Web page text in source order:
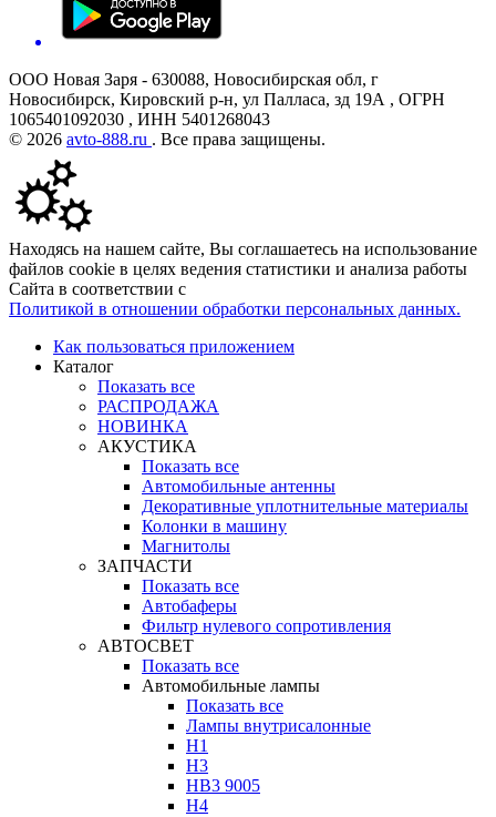
ООО Новая Заря - 630088, Новосибирская обл, г
Новосибирск, Кировский р-н, ул Палласа, зд 19А , ОГРН
1065401092030 , ИНН 5401268043
© 2026 avto-888.ru . Все права защищены.
Находясь на нашем сайте, Вы соглашаетесь на использование
файлов cookie в целях ведения статистики и анализа работы
Сайта в соответствии с
Политикой в отношении обработки персональных данных.
Как пользоваться приложением
Каталог
Показать все
РАСПРОДАЖА
НОВИНКА
АКУСТИКА
Показать все
Автомобильные антенны
Декоративные уплотнительные материалы
Колонки в машину
Магнитолы
ЗАПЧАСТИ
Показать все
Автобаферы
Фильтр нулевого сопротивления
АВТОСВЕТ
Показать все
Автомобильные лампы
Показать все
Лампы внутрисалонные
H1
H3
HB3 9005
H4